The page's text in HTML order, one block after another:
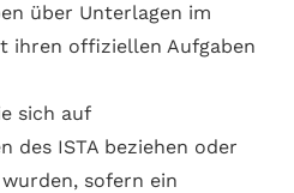
über Unterlagen im
ihren offiziellen Aufgaben
sich auf
des ISTA beziehen oder
sofern ein